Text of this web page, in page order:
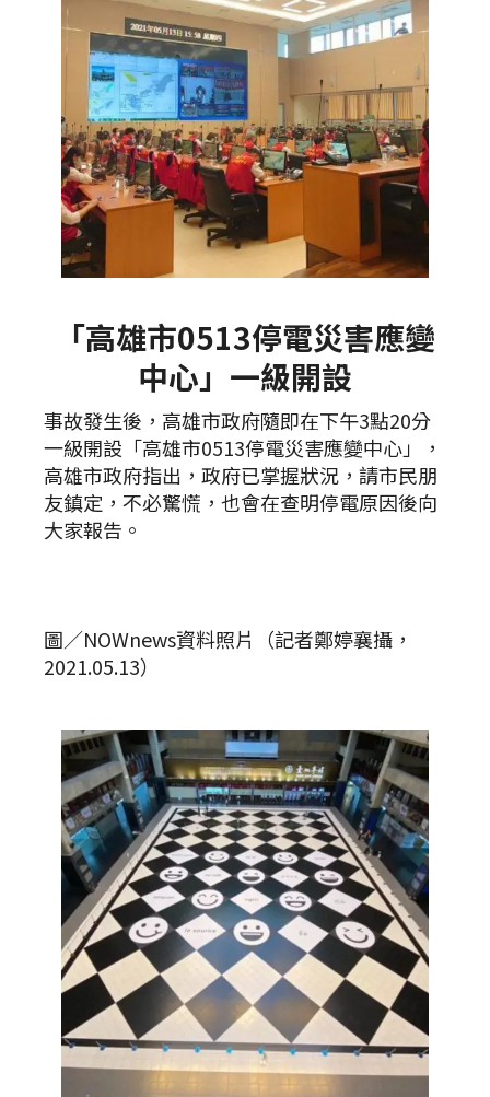
「高雄市0513停電災害應變
中心」一級開設
事故發生後，高雄市政府隨即在下午3點20分
一級開設「高雄市0513停電災害應變中心」，
高雄市政府指出，政府已掌握狀況，請市民朋
友鎮定，不必驚慌，也會在查明停電原因後向
大家報告。
圖／NOWnews資料照片（記者鄭婷襄攝，
2021.05.13）